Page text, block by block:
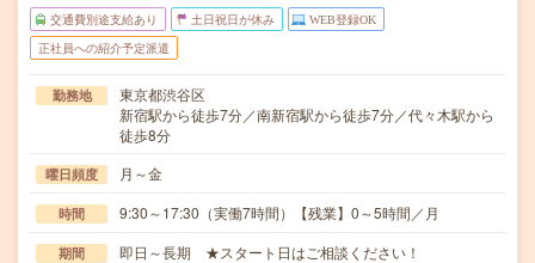
交通費別途支給あり 土日祝日が休み WEB登録OK
正社員への紹介予定派遣
勤務地
東京都渋谷区
新宿駅から徒歩7分／南新宿駅から徒歩7分／代々木駅から
徒歩8分
曜日頻度 月～金
時間 9:30～17:30（実働7時間）【残業】0～5時間／月
期間 即日～長期 ★スタート日はご相談ください！